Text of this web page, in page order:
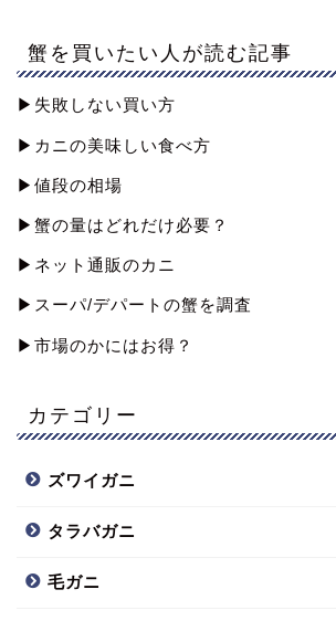
蟹を買いたい人が読む記事
▶︎失敗しない買い方
▶︎カニの美味しい食べ方
▶︎値段の相場
▶︎蟹の量はどれだけ必要？
▶︎ネット通販のカニ
▶︎スーパ/デパートの蟹を調査
▶︎市場のかにはお得？
カテゴリー
ズワイガニ
タラバガニ
毛ガニ